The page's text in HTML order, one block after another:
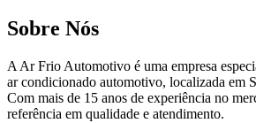
Sobre Nós
A Ar Frio Automotivo é uma empresa
ar condicionado automotivo, localizada em
Com mais de 15 anos de experiência no
referência em qualidade e atendimento.